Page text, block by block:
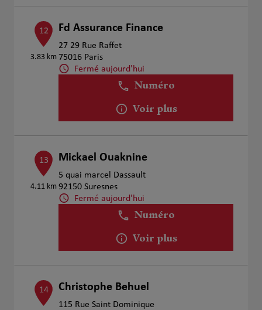
12
3.83 km
Fd Assurance Finance
27 29 Rue Raffet
75016 Paris
Fermé aujourd'hui
Numéro
Voir plus
13
4.11 km
Mickael Ouaknine
5 quai marcel Dassault
92150 Suresnes
Fermé aujourd'hui
Numéro
Voir plus
14 Christophe Behuel
115 Rue Saint Dominique